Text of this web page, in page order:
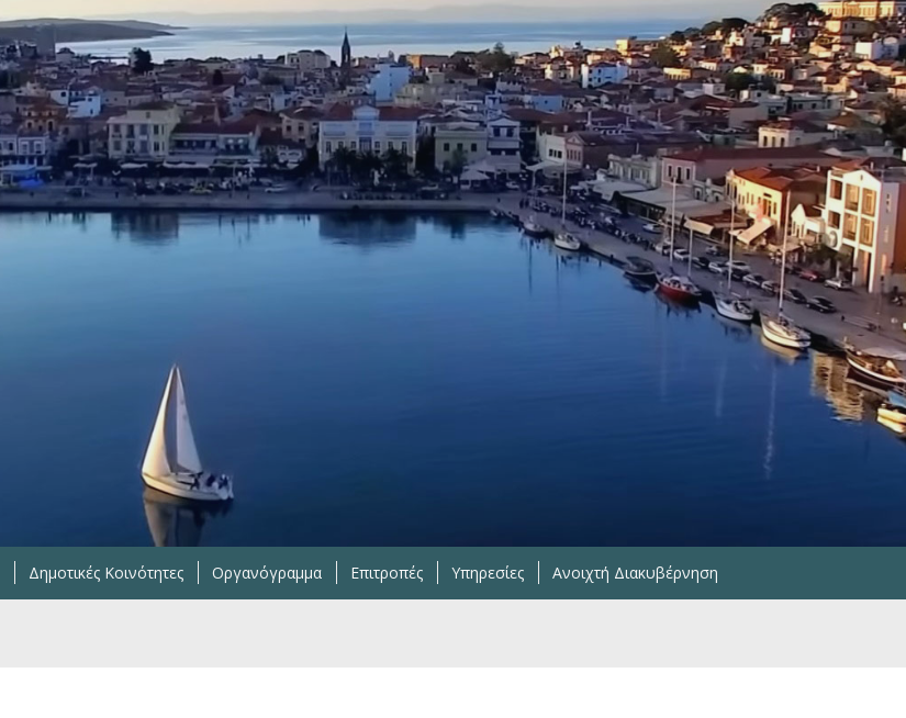
Δημοτικές Κοινότητες Οργανόγραμμα Επιτροπές Υπηρεσίες Ανοιχτή Διακυβέρνηση